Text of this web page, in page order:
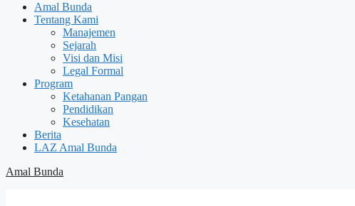
Amal Bunda
Tentang Kami
Manajemen
Sejarah
Visi dan Misi
Legal Formal
Program
Ketahanan Pangan
Pendidikan
Kesehatan
Berita
LAZ Amal Bunda
Amal Bunda